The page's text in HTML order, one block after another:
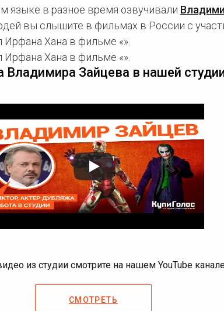
языке в разное время озвучивали
вы слышите в фильмах в России с
Хана в фильме «».
Хана в фильме «».
Владимира Зайцева в нашей
из студии смотрите на нашем YouTube
СМОТРЕТЬ